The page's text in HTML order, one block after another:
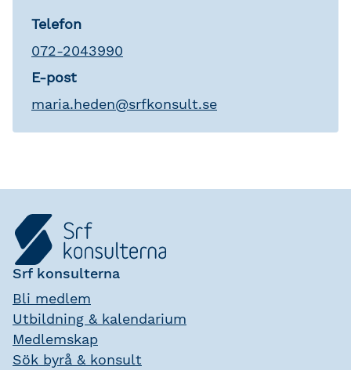
Telefon
072-2043990
E-post
maria.heden@srfkonsult.se
Srf konsulterna
Bli medlem
Utbildning & kalendarium
Medlemskap
Sök byrå & konsult